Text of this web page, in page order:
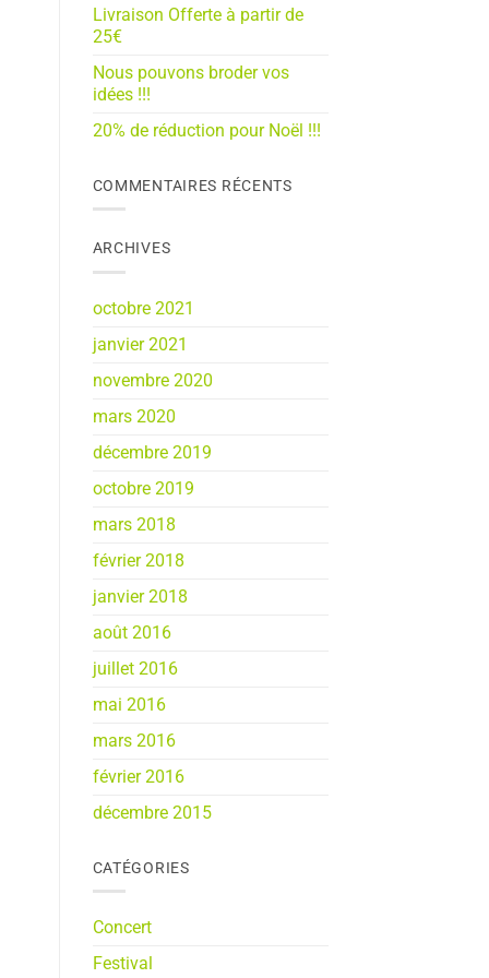
Livraison Offerte à partir de
25€
Nous pouvons broder vos
idées !!!
20% de réduction pour Noël !!!
COMMENTAIRES RÉCENTS
ARCHIVES
octobre 2021
janvier 2021
novembre 2020
mars 2020
décembre 2019
octobre 2019
mars 2018
février 2018
janvier 2018
août 2016
juillet 2016
mai 2016
mars 2016
février 2016
décembre 2015
CATÉGORIES
Concert
Festival